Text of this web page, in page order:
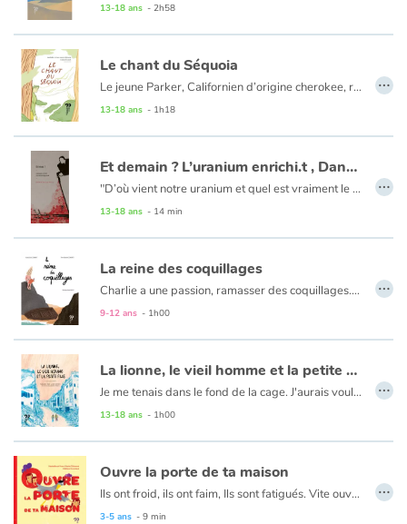
Catalogue anglais
Contraste +
Aide
Accueil
Famille
Écoles
Médiathèques
Vidéos & Tutoriaux
Blog
Actualités
13-18 ans - 2h58
Le chant du Séquoia
Le jeune Parker, Californien d’origine cherokee, rêve de devenir chanteur. Maria Rosa, vieille brésilienne d’origine palikur, a été une des premières défenseures des droits des peuples d’Amazonie. C’est au travers des voix de nos deux héros et de leurs parcours que nous emmenons le lecteur jusqu’au Rassemblement des Gardiens de Mère Nature (la première grande assemblée s’est déroulée en 2017, en présence de Raoni à Brasilia en réunissant près de 80 peuples).
13-18 ans - 1h18
…
Et demain ? L’uranium enrichi.t , Dans le froid qui mord
"D’où vient notre uranium et quel est vraiment le prix environnemental, social et sanitaire de son extraction? Pourquoi de nombreux Africains quittent aujourd'hui leurs terres ancestrales pour rejoindre l’Europe ?
13-18 ans - 14 min
…
La reine des coquillages
Charlie a une passion, ramasser des coquillages. Un matin, c'est le journal de Nour qu'il trouve sur le sable de la plage.
9-12 ans - 1h00
…
La lionne, le vieil homme et la petite fille
Je me tenais dans le fond de la cage. J'aurais voulu pousser le mur de béton et passer au travers des barreaux. J'ai fermé les yeux. J'aurais voulu me réveiller là-bas, en Afrique, au beau milieu de la savane où, avant, je courais en toute liberté." Dans un zoo d'une grande ville du Moyen-Orient en proie à la guerre, Labiwa la lionne est piégée dans sa cage. Maya, la petite fille, et le vieil Hamid parviendront-ils à la délivrer ?
13-18 ans - 1h00
…
Ouvre la porte de ta maison
Ils ont froid, ils ont faim, Ils sont fatigués. Vite ouvre la porte de ta maison à tes nouveaux compagnons.
3-5 ans - 9 min
…